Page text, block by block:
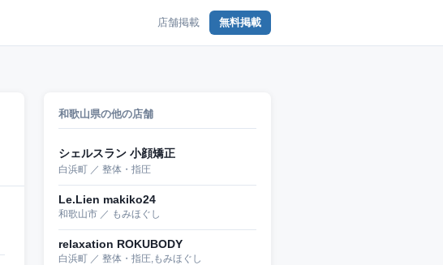
店舗掲載 無料掲載
和歌山県の他の店舗
シェルスラン 小顔矯正
白浜町 ／ 整体・指圧
Le.Lien makiko24
和歌山市 ／ もみほぐし
relaxation ROKUBODY
白浜町 ／ 整体・指圧,もみほぐし